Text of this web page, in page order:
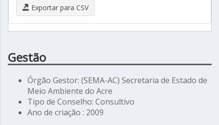
Exportar para CSV
Gestão
Órgão Gestor: (SEMA-AC) Secretaria de Estado de
Meio Ambiente do Acre
Tipo de Conselho: Consultivo
Ano de criação : 2009